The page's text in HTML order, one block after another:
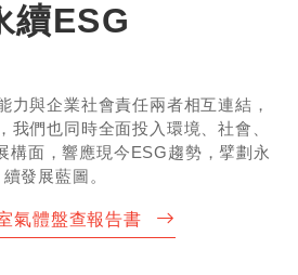
續ESG
力與企業社會責任兩者相互連結，
我們也同時全面投入環境、社會、
構面，響應現今ESG趨勢，擘劃永
續發展藍圖。
氣體盤查報告書